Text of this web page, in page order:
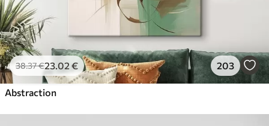
38.37€23.02 € 203
Abstraction